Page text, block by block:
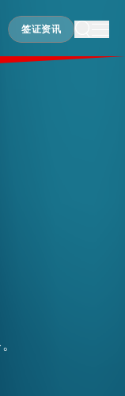
签证资讯
签证资讯